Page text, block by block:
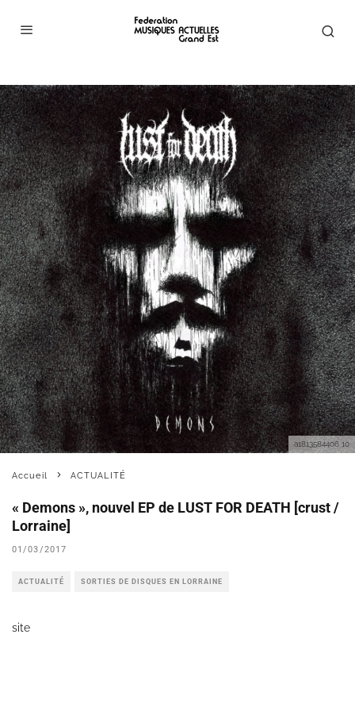
a1813584406 10
Accueil ACTUALITÉ
« Demons », nouvel EP de LUST FOR DEATH [crust /
Lorraine]
01/03/2017
ACTUALITÉ SORTIES DE DISQUES EN LORRAINE
site